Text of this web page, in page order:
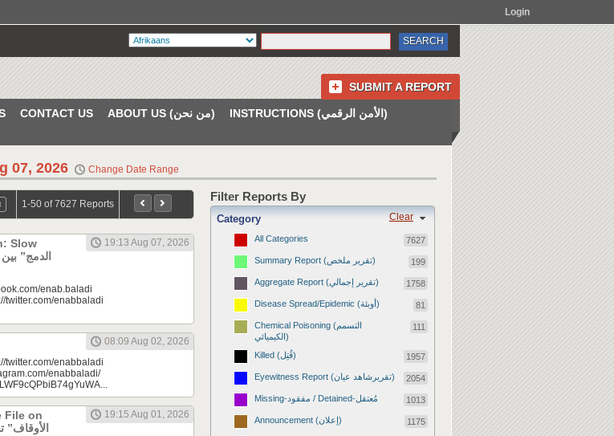
Login
SUBMIT A REPORT
CONTACT US ABOUT US (من نحن)
INSTRUCTIONS (الأمن الرقمي)
07, 2026 Change Date Range
1-50 of 7627 Reports
Slow
19:13 Aug 07, 2026
enab.baladi
twitter.com/enabbaladi
08:09 Aug 02, 2026
twitter.com/enabbaladi
enabbaladi/
File on
19:15 Aug 01, 2026
Filter Reports By
Clear
Category
All Categories 7627
Summary Report (تقرير ملخص) 199
Aggregate Report (تقرير إجمالي) 1758
Disease Spread/Epidemic (أوبئة) 81
Chemical Poisoning (التسمم
الكيميائي)
111
Killed (قُتِل) 1957
Eyewitness Report (تقريرشاهد عيان) 2054
Missing-مفقود / Detained-مُعتقل 1013
Announcement (إعلان) 1175